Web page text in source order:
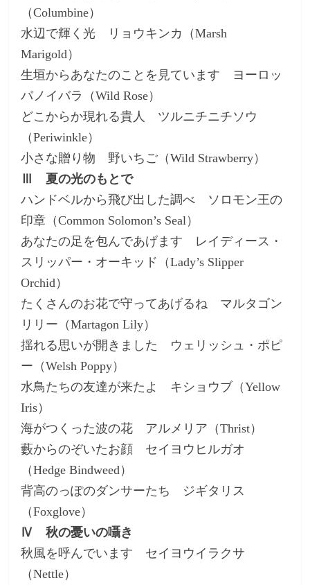
（Columbine）
水辺で輝く光 リョウキンカ（Marsh
Marigold）
生垣からあなたのことを見ています ヨーロッ
パノイバラ（Wild Rose）
どこからか現れる貴人 ツルニチニチソウ
（Periwinkle）
小さな贈り物 野いちご（Wild Strawberry）
Ⅲ 夏の光のもとで
ハンドベルから飛び出した調べ ソロモン王の
印章（Common Solomon’s Seal）
あなたの足を包んであげます レイディース・
スリッパー・オーキッド（Lady’s Slipper
Orchid）
たくさんのお花で守ってあげるね マルタゴン
リリー（Martagon Lily）
揺れる思いが開きました ウェリッシュ・ポピ
ー（Welsh Poppy）
水鳥たちの友達が来たよ キショウブ（Yellow
Iris）
海がつくった波の花 アルメリア（Thrist）
藪からのぞいたお顔 セイヨウヒルガオ
（Hedge Bindweed）
背高のっぽのダンサーたち ジギタリス
（Foxglove）
Ⅳ 秋の憂いの囁き
秋風を呼んでいます セイヨウイラクサ
（Nettle）